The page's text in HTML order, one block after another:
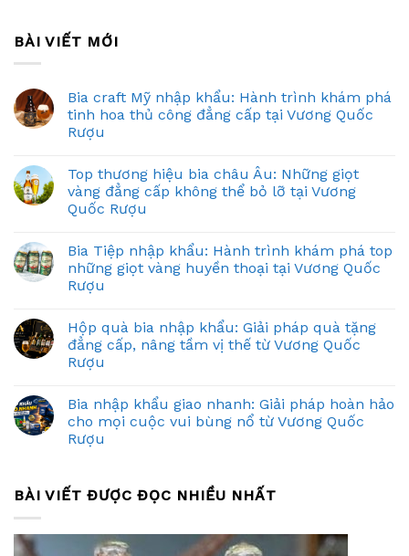
BÀI VIẾT MỚI
Bia craft Mỹ nhập khẩu: Hành trình khám phá
tinh hoa thủ công đẳng cấp tại Vương Quốc
Rượu
Top thương hiệu bia châu Âu: Những giọt
vàng đẳng cấp không thể bỏ lỡ tại Vương
Quốc Rượu
Bia Tiệp nhập khẩu: Hành trình khám phá top
những giọt vàng huyền thoại tại Vương Quốc
Rượu
Hộp quà bia nhập khẩu: Giải pháp quà tặng
đẳng cấp, nâng tầm vị thế từ Vương Quốc
Rượu
Bia nhập khẩu giao nhanh: Giải pháp hoàn hảo
cho mọi cuộc vui bùng nổ từ Vương Quốc
Rượu
BÀI VIẾT ĐƯỢC ĐỌC NHIỀU NHẤT